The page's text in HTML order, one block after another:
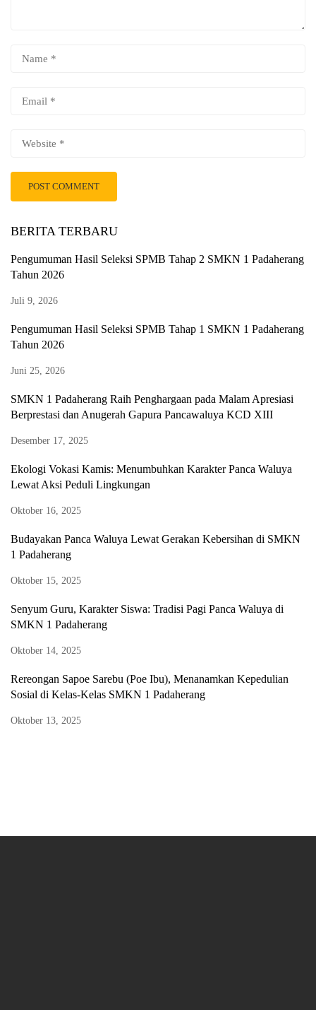
BERITA TERBARU
Pengumuman Hasil Seleksi SPMB Tahap 2 SMKN 1 Padaherang
Tahun 2026
Juli 9, 2026
Pengumuman Hasil Seleksi SPMB Tahap 1 SMKN 1 Padaherang
Tahun 2026
Juni 25, 2026
SMKN 1 Padaherang Raih Penghargaan pada Malam Apresiasi
Berprestasi dan Anugerah Gapura Pancawaluya KCD XIII
Desember 17, 2025
Ekologi Vokasi Kamis: Menumbuhkan Karakter Panca Waluya
Lewat Aksi Peduli Lingkungan
Oktober 16, 2025
Budayakan Panca Waluya Lewat Gerakan Kebersihan di SMKN
1 Padaherang
Oktober 15, 2025
Senyum Guru, Karakter Siswa: Tradisi Pagi Panca Waluya di
SMKN 1 Padaherang
Oktober 14, 2025
Rereongan Sapoe Sarebu (Poe Ibu), Menanamkan Kepedulian
Sosial di Kelas-Kelas SMKN 1 Padaherang
Oktober 13, 2025